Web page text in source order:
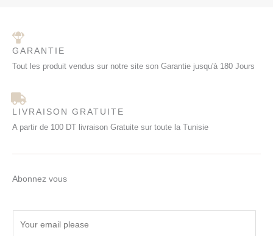
GARANTIE
Tout les produit vendus sur notre site son Garantie jusqu'à 180 Jours
LIVRAISON GRATUITE
A partir de 100 DT livraison Gratuite sur toute la Tunisie
Abonnez vous